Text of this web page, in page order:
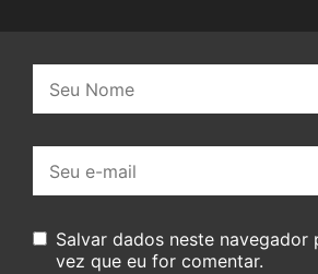
mail:
Salvar dados neste navegador
vez que eu for comentar.